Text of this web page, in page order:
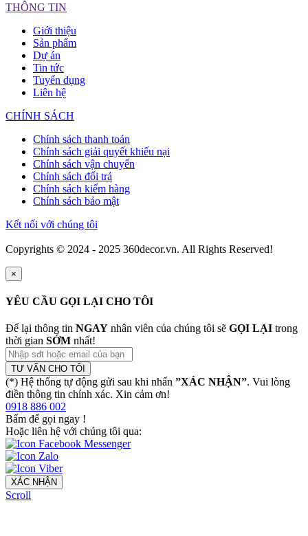
THÔNG TIN
Giới thiệu
Sản phẩm
Dự án
Tin tức
Tuyển dụng
Liên hệ
CHÍNH SÁCH
Chính sách thanh toán
Chính sách giải quyết khiếu nại
Chính sách vận chuyển
Chính sách đổi trả
Chính sách kiểm hàng
Chính sách bảo mật
Kết nối với chúng tôi
Copyrights © 2024 - 2025 360decor.vn. All Rights Reserved!
×
YÊU CẦU GỌI LẠI CHO TÔI
Để lại thông tin NGAY nhân viên của chúng tôi sẽ GỌI LẠI trong
thời gian SỚM nhất!
TƯ VẤN CHO TÔI
(*) Hệ thống tự động gửi sau khi nhấn ”XÁC NHẬN”. Vui lòng
điền thông tin chính xác. Xin cảm ơn!
0918 886 002
Bấm để gọi ngay !
Hoặc liên hệ với chúng tôi qua:
XÁC NHẬN
Scroll